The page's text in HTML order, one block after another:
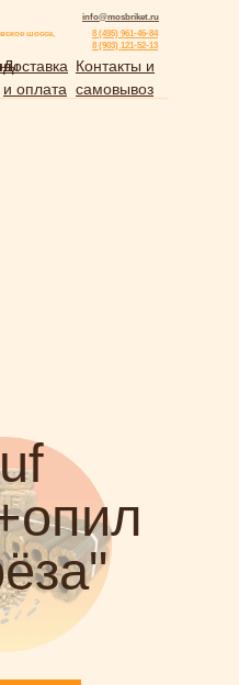
8 (495) 961-46-84
Доставка
и оплата
Контакты и
самовывоз
шоссе,
info@mosbriket.ru
8 (903) 121-52-13